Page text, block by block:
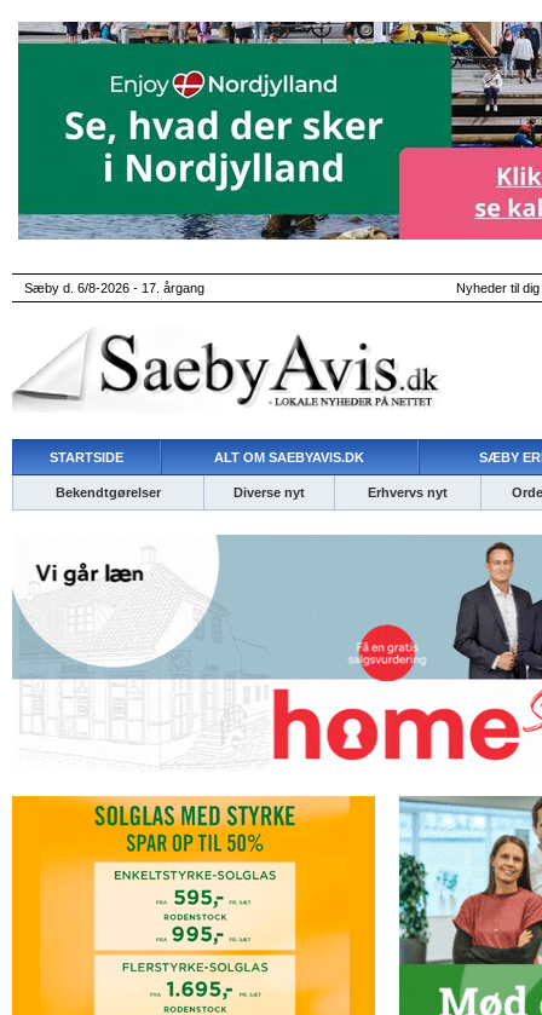
Sæby d. 6/8-2026 - 17. årgang Nyheder til
STARTSIDE ALT OM SAEBYAVIS.DK SÆBY
Bekendtgørelser Diverse nyt Erhvervs nyt